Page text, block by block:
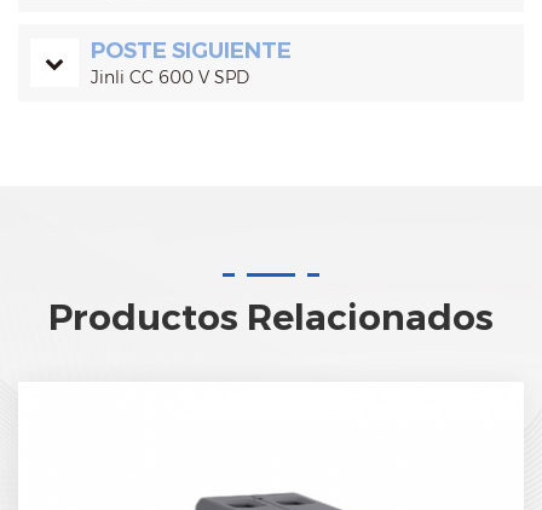
POSTE SIGUIENTE
Jinli CC 600 V SPD
Productos Relacionados